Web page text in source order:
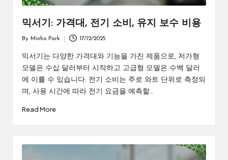
믹서기: 가격대, 전기 소비, 유지 보수 비용
by
By Minho Park 17/12/2025
믹서기는 다양한 가격대와 기능을 가진 제품으로, 저가형
모델은 수십 달러부터 시작하고 고급형 모델은 수백 달러
에 이를 수 있습니다. 전기 소비는 주로 와트 단위로 측정되
며, 사용 시간에 따라 전기 요금을 예측할…
Read More